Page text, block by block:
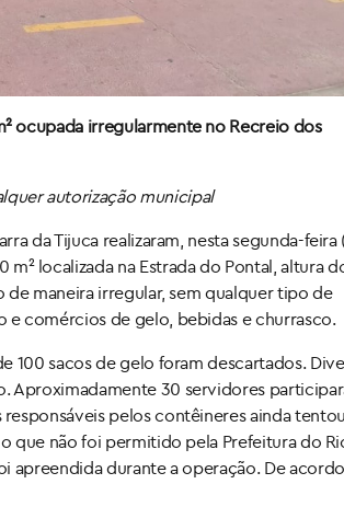
ocupada irregularmente no Recreio dos
autorização municipal
da Tijuca realizaram, nesta segunda-feira
localizada na Estrada do Pontal, altura
de maneira irregular, sem qualquer tipo de
comércios de gelo, bebidas e churrasco.
100 sacos de gelo foram descartados.
Aproximadamente 30 servidores
pelos contêineres ainda tentou
que não foi permitido pela Prefeitura do
apreendida durante a operação. De